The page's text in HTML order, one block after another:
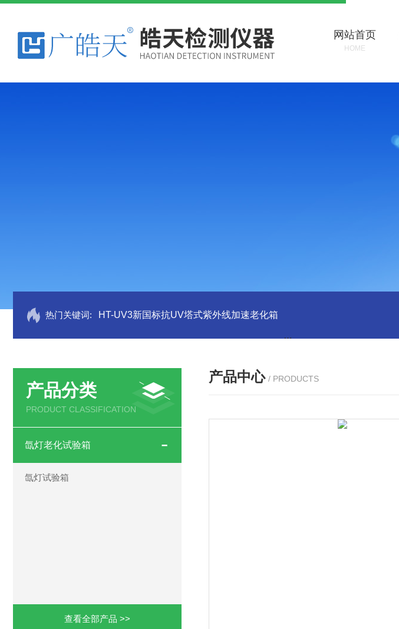
网站首页
HOME
热门关键词: HT-UV3新国标抗UV塔式紫外线加速老化箱
产品分类
PRODUCT CLASSIFICATION
氙灯老化试验箱
氙灯试验箱
查看全部产品 >>
产品中心 / PRODUCTS